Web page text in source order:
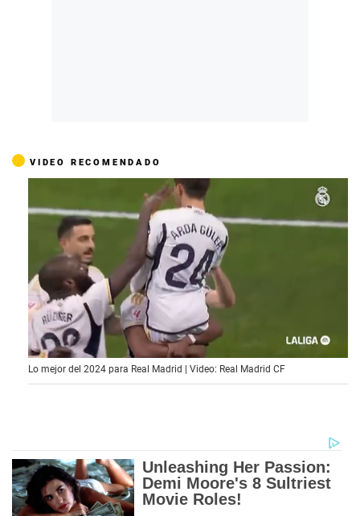
VIDEO RECOMENDADO
0
o
f
u
t
e
s
Lo mejor del 2024 para Real Madrid | Video: Real Madrid CF